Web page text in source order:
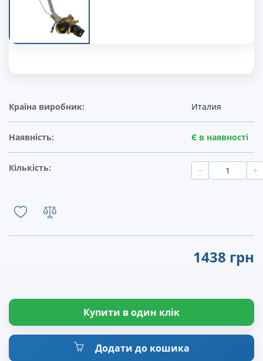
Країна виробник: Италия
Наявність: Є в наявності
Кількість:
1438 грн
Купити в один клік
Додати до кошика